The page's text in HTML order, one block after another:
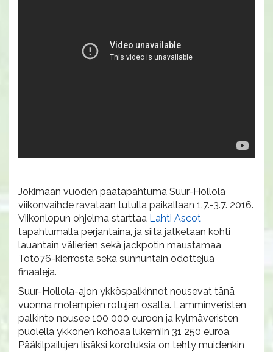
Jokimaan vuoden päätapahtuma Suur-Hollola
viikonvaihde ravataan tutulla paikallaan 1.7.-3.7. 2016.
Viikonlopun ohjelma starttaa Lahti Ascot
tapahtumalla perjantaina, ja siitä jatketaan kohti
lauantain välierien sekä jackpotin maustamaa
Toto76-kierrosta sekä sunnuntain odottejua
finaaleja.
Suur-Hollola-ajon ykköspalkinnot nousevat tänä
vuonna molempien rotujen osalta. Lämminveristen
palkinto nousee 100 000 euroon ja kylmäveristen
puolella ykkönen kohoaa lukemiin 31 250 euroa.
Pääkilpailujen lisäksi korotuksia on tehty muidenkin